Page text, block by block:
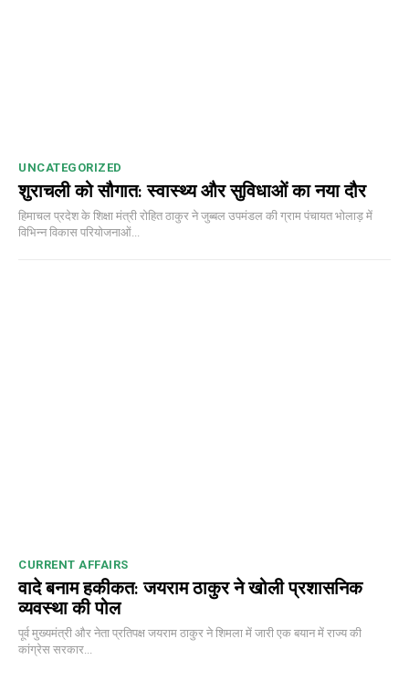
DAILY NEWS BULLETIN
UNCATEGORIZED
शुराचली को सौगात: स्वास्थ्य और सुविधाओं का नया दौर
हिमाचल प्रदेश के शिक्षा मंत्री रोहित ठाकुर ने जुब्बल उपमंडल की ग्राम पंचायत भोलाड़ में
विभिन्न विकास परियोजनाओं...
CURRENT AFFAIRS
वादे बनाम हकीकत: जयराम ठाकुर ने खोली प्रशासनिक
व्यवस्था की पोल
पूर्व मुख्यमंत्री और नेता प्रतिपक्ष जयराम ठाकुर ने शिमला में जारी एक बयान में राज्य की
कांग्रेस सरकार...